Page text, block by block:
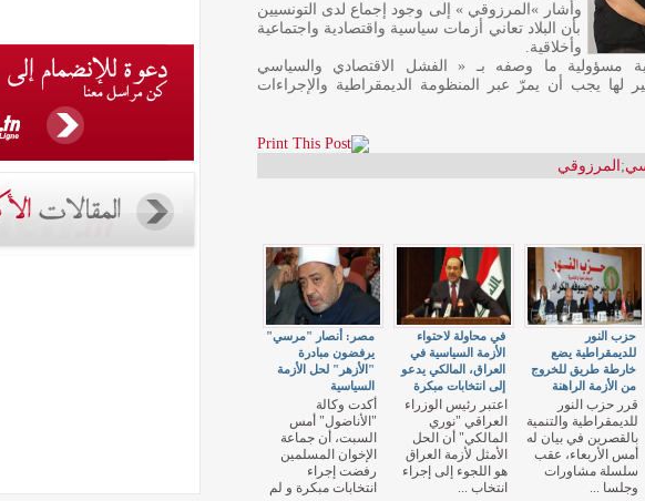
وأشار »المرزوقي » إلى وجود إجماع لدى التونسيين
بأن البلاد تعاني أزمات سياسية واقتصادية واجتماعية
وأخلاقية.
مسؤولية ما وصفه بـ « الفشل الاقتصادي والسياسي
لها يجب أن يمرّ عبر المنظومة الديمقراطية والإجراءات
; المرزوقي
مصر: أنصار "مرسي"
يرفضون مبادرة
"الأزهر" لحل الأزمة
السياسية
أكدت وكالة
"الأناضول" أمس
السبت، أن جماعة
الإخوان المسلمين
رفضت إجراء
انتخابات مبكرة و لم
في محاولة لاحتواء
الأزمة السياسية في
العراق، المالكي يدعو
إلى انتخابات مبكرة
اعتبر رئيس الوزراء
العراقي "نوري
المالكي" أن الحل
الأمثل لأزمة العراق
هو اللجوء إلى إجراء
انتخاب ...
حزب النور
للديمقراطية يضع
خارطة طريق للخروج
من الأزمة الراهنة
قرر حزب النور
للديمقراطية والتنمية
بالقصرين في بيان له
أمس الأربعاء، عقب
سلسلة مشاورات
وجلسا ...